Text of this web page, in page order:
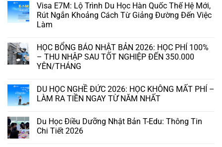
Visa E7M: Lộ Trình Du Học Hàn Quốc Thế Hệ Mới,
Rút Ngắn Khoảng Cách Từ Giảng Đường Đến Việc
Làm
HỌC BỔNG BÁO NHẬT BẢN 2026: HỌC PHÍ 100%
– THU NHẬP SAU TỐT NGHIỆP ĐẾN 350.000
YÊN/THÁNG
DU HỌC NGHỀ ĐỨC 2026: HỌC KHÔNG MẤT PHÍ –
LÀM RA TIỀN NGAY TỪ NĂM NHẤT
Du Học Điều Dưỡng Nhật Bản T-Edu: Thông Tin
Chi Tiết 2026